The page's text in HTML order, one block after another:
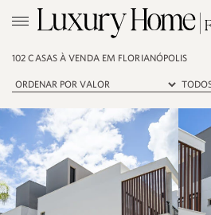
102 CASAS À VENDA EM FLORIANÓPOLIS